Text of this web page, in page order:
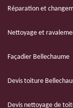
Réparation et
Nettoyage et
Façadier Bellechaume
Devis toiture
Devis nettoyage de